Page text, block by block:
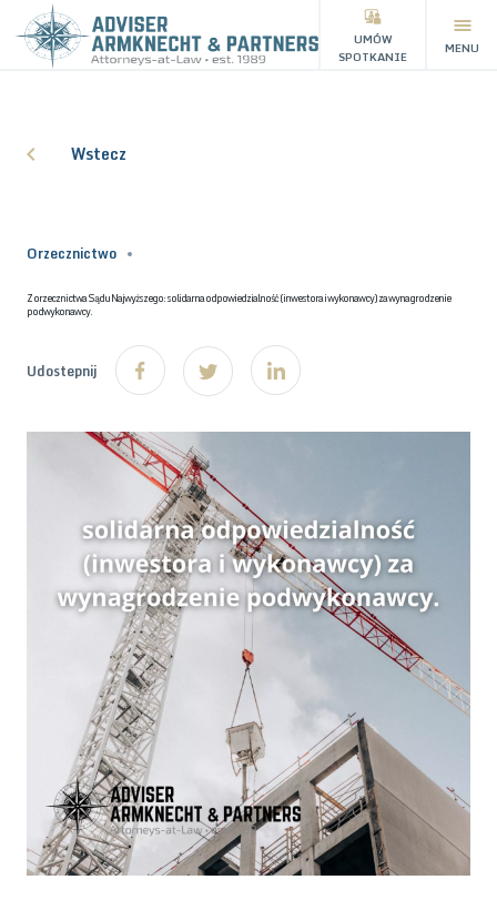
UMÓW
SPOTKANIE
MENU
Wstecz
Orzecznictwo
Z orzecznictwa Sądu Najwyższego: solidarna odpowiedzialność (inwestora i wykonawcy) za wynagrodzenie
podwykonawcy.
Udostepnij